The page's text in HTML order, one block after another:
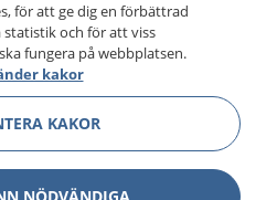
1177 för
runt.
må bättre.
för att ge dig en förbättrad
statistik och för att viss
fungera på webbplatsen.
kakor
KAKOR